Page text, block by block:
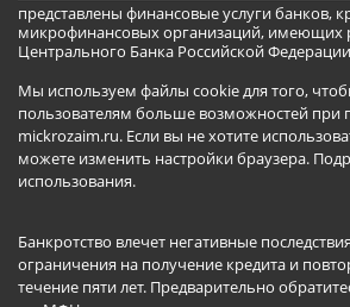
представлены финансовые услуги банков,
микрофинансовых организаций, имеющих
Центрального Банка Российской
Мы используем файлы cookie для того,
пользователям больше возможностей при
mickrozaim.ru. Если вы не хотите
можете изменить настройки браузера.
использования.
Банкротство влечет негативные
ограничения на получение кредита и
течение пяти лет. Предварительно